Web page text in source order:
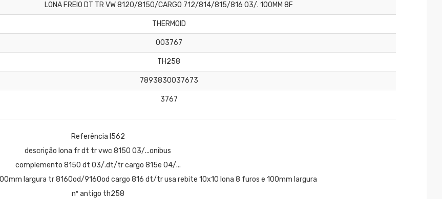
LONA FREIO DT TR VW 8120/8150/CARGO 712/814/815/816 03/. 100MM 8F
THERMOID
003767
TH258
7893830037673
3767
Referência l562
descrição lona fr dt tr vwc 8150 03/...onibus
complemento 8150 dt 03/.dt/tr cargo 815e 04/...
largura tr 8160od/9160od cargo 816 dt/tr usa rebite 10x10 lona 8 furos e 100mm largura
nº antigo th258